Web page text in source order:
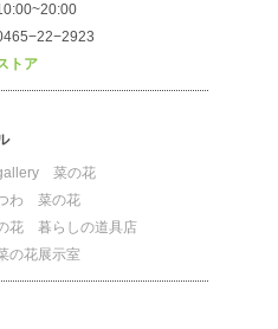
トア
菜の花
わ 菜の花
花 暮らしの道具店
の花展示室